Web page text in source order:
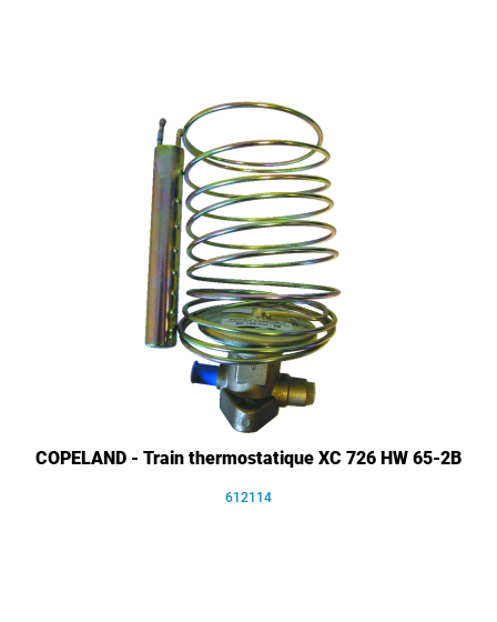
COPELAND - Train thermostatique XC 726 HW 65-2B
612114